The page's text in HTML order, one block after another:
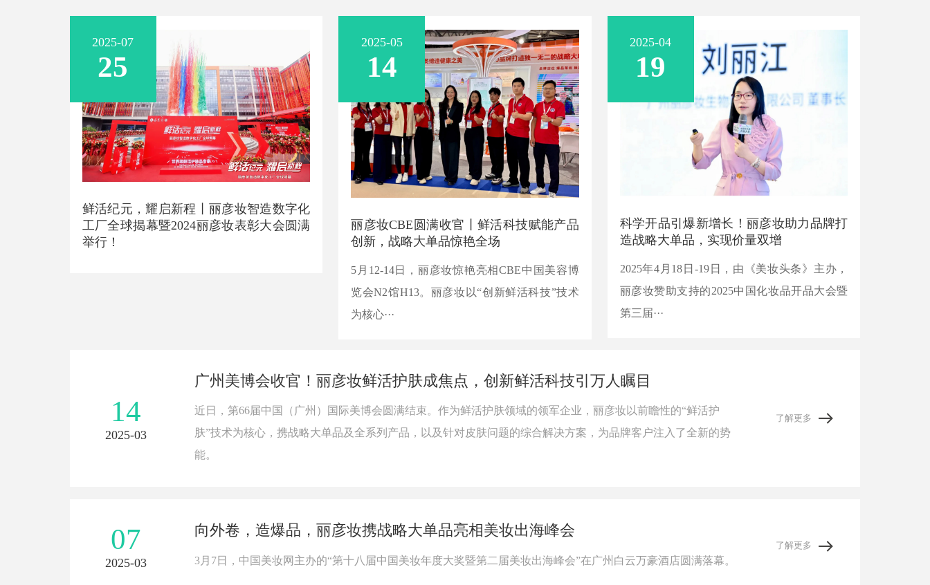
2025-07
25
鲜活纪元，耀启新程丨丽彦妆智造数字化
工厂全球揭幕暨2024丽彦妆表彰大会圆满
举行！
2025-05
14
丽彦妆CBE圆满收官丨鲜活科技赋能产品
创新，战略大单品惊艳全场
5月12-14日，丽彦妆惊艳亮相CBE中国美容博
览会N2馆H13。丽彦妆以“创新鲜活科技”技术
为核心···
2025-04
19
科学开品引爆新增长！丽彦妆助力品牌打
造战略大单品，实现价量双增
2025年4月18日-19日，由《美妆头条》主办，
丽彦妆赞助支持的2025中国化妆品开品大会暨
第三届···
14
2025-03
广州美博会收官！丽彦妆鲜活护肤成焦点，创新鲜活科技引万人瞩目
近日，第66届中国（广州）国际美博会圆满结束。作为鲜活护肤领域的领军企业，丽彦妆以前瞻性的“鲜活护
肤”技术为核心，携战略大单品及全系列产品，以及针对皮肤问题的综合解决方案，为品牌客户注入了全新的势
能。
了解更多
07
2025-03
向外卷，造爆品，丽彦妆携战略大单品亮相美妆出海峰会
3月7日，中国美妆网主办的“第十八届中国美妆年度大奖暨第二届美妆出海峰会”在广州白云万豪酒店圆满落幕。
了解更多